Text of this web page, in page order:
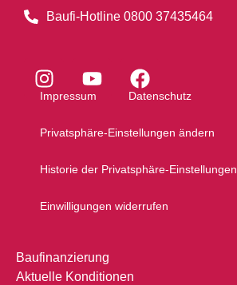
Baufi-Hotline 0800 37435464
Impressum Datenschutz
Privatsphäre-Einstellungen ändern
Historie der Privatsphäre-Einstellungen
Einwilligungen widerrufen
Baufinanzierung
Aktuelle Konditionen